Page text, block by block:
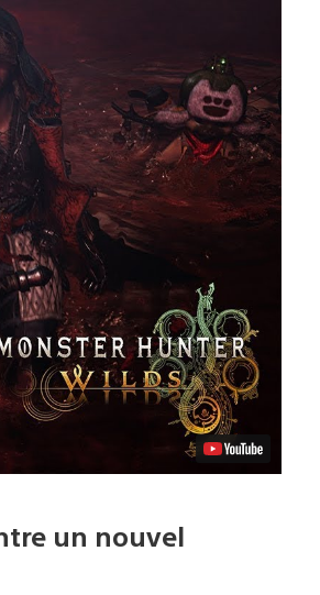
un nouvel